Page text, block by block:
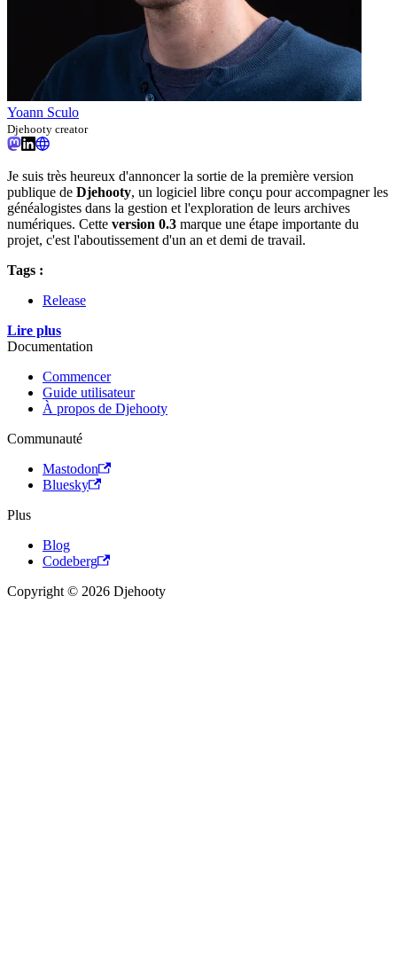
Yoann Sculo
Djehooty creator
Je suis très heureux d'annoncer la sortie de la première version
publique de Djehooty, un logiciel libre conçu pour accompagner les
généalogistes dans la gestion et l'exploration de leurs archives
numériques. Cette version 0.3 marque une étape importante du
projet, c'est l'aboutissement d'un an et demi de travail.
Tags :
Release
Lire plus
Documentation
Commencer
Guide utilisateur
À propos de Djehooty
Communauté
Mastodon
Bluesky
Plus
Blog
Codeberg
Copyright © 2026 Djehooty